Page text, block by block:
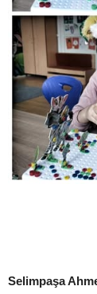
Selimpaşa